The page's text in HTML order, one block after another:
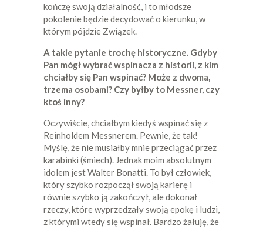
kończę swoją działalność, i to młodsze
pokolenie będzie decydować o kierunku, w
którym pójdzie Związek.
A takie pytanie trochę historyczne. Gdyby
Pan mógł wybrać wspinacza z historii, z kim
chciałby się Pan wspinać? Może z dwoma,
trzema osobami? Czy byłby to Messner, czy
ktoś inny?
Oczywiście, chciałbym kiedyś wspinać się z
Reinholdem Messnerem. Pewnie, że tak!
Myślę, że nie musiałby mnie przeciągać przez
karabinki (śmiech). Jednak moim absolutnym
idolem jest Walter Bonatti. To był człowiek,
który szybko rozpoczął swoją karierę i
równie szybko ją zakończył, ale dokonał
rzeczy, które wyprzedzały swoją epokę i ludzi,
z którymi wtedy się wspinał. Bardzo żałuję, że